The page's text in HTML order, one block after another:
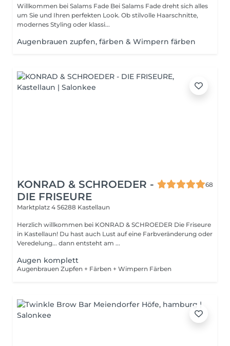
Willkommen bei Salams Fade Bei Salams Fade dreht sich alles
um Sie und Ihren perfekten Look. Ob stilvolle Haarschnitte,
modernes Styling oder klassi...
Augenbrauen zupfen, färben & Wimpern färben
KONRAD & SCHROEDER -
DIE FRISEURE
68
Marktplatz 4 56288 Kastellaun
Herzlich willkommen bei KONRAD & SCHROEDER Die Friseure
in Kastellaun! Du hast auch Lust auf eine Farbveränderung oder
Veredelung... dann entsteht am ...
Augen komplett
Augenbrauen Zupfen + Färben + Wimpern Färben